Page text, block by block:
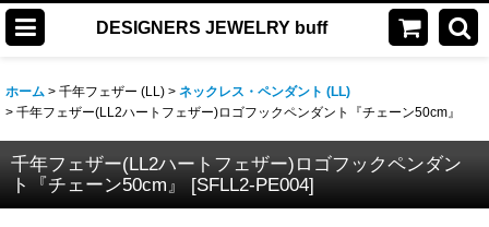
DESIGNERS JEWELRY buff
ホーム > 千年フェザー (LL) > ネックレス・ペンダント (LL)
> 千年フェザー(LL2ハートフェザー)ロゴフックペンダント『チェーン50cm』
千年フェザー(LL2ハートフェザー)ロゴフックペンダン
ト『チェーン50cm』
[SFLL2-PE004]